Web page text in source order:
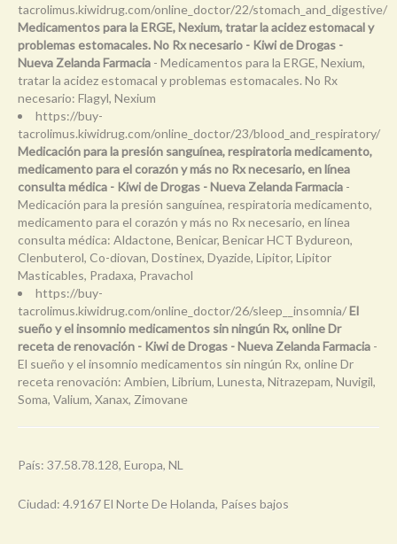
tacrolimus.kiwidrug.com/online_doctor/22/stomach_and_digestive/
Medicamentos para la ERGE, Nexium, tratar la acidez estomacal y
problemas estomacales. No Rx necesario - Kiwi de Drogas -
Nueva Zelanda Farmacia - Medicamentos para la ERGE, Nexium,
tratar la acidez estomacal y problemas estomacales. No Rx
necesario: Flagyl, Nexium
https://buy-
tacrolimus.kiwidrug.com/online_doctor/23/blood_and_respiratory/
Medicación para la presión sanguínea, respiratoria medicamento,
medicamento para el corazón y más no Rx necesario, en línea
consulta médica - Kiwi de Drogas - Nueva Zelanda Farmacia -
Medicación para la presión sanguínea, respiratoria medicamento,
medicamento para el corazón y más no Rx necesario, en línea
consulta médica: Aldactone, Benicar, Benicar HCT Bydureon,
Clenbuterol, Co-diovan, Dostinex, Dyazide, Lipitor, Lipitor
Masticables, Pradaxa, Pravachol
https://buy-
tacrolimus.kiwidrug.com/online_doctor/26/sleep__insomnia/El
sueño y el insomnio medicamentos sin ningún Rx, online Dr
receta de renovación - Kiwi de Drogas - Nueva Zelanda Farmacia -
El sueño y el insomnio medicamentos sin ningún Rx, online Dr
receta renovación: Ambien, Librium, Lunesta, Nitrazepam, Nuvigil,
Soma, Valium, Xanax, Zimovane
País: 37.58.78.128, Europa, NL
Ciudad: 4.9167 El Norte De Holanda, Países bajos